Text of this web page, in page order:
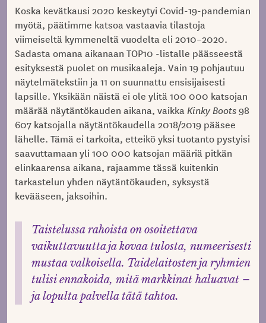
Koska kevätkausi 2020 keskeytyi Covid-19-pandemian
myötä, päätimme katsoa vastaavia tilastoja
viimeiseltä kymmeneltä vuodelta eli 2010–2020.
Sadasta omana aikanaan TOP10 -listalle päässeestä
esityksestä puolet on musikaaleja. Vain 19 pohjautuu
näytelmätekstiin ja 11 on suunnattu ensisijaisesti
lapsille. Yksikään näistä ei ole ylitä 100 000 katsojan
määrää näytäntökauden aikana, vaikkaKinky Boots98
607 katsojalla näytäntökaudella 2018/2019 pääsee
lähelle. Tämä ei tarkoita, etteikö yksi tuotanto pystyisi
saavuttamaan yli 100 000 katsojan määriä pitkän
elinkaarensa aikana, rajaamme tässä kuitenkin
tarkastelun yhden näytäntökauden, syksystä
kevääseen, jaksoihin.
Taistelussa rahoista on osoitettava
vaikuttavuutta ja kovaa tulosta, numeerisesti
mustaa valkoisella. Taidelaitosten ja ryhmien
tulisi ennakoida, mitä markkinat haluavat –
ja lopulta palvella tätä tahtoa.